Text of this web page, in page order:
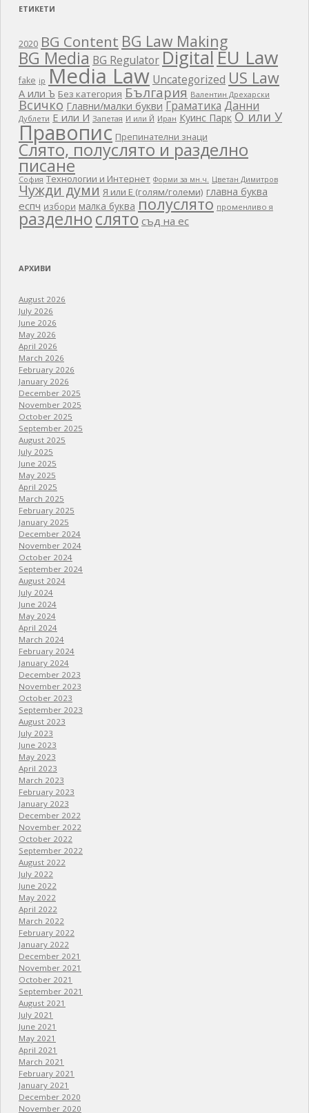
ЕТИКЕТИ
2020 BG Content BG Law Making
BG Media BG RegulatorDigitalEU Law
fake ip Media Law Uncategorized US Law
А или Ъ Без категория България Валентин Дрехарски
Всичко Главни/малки букви Граматика Данни
Дублети Е или И Запетая И или Й Иран Куинс Парк О или У
Правопис Препинателни знаци
Слято, полуслято и разделно
писане
София Технологии и Интернет Форми за мн.ч. Цветан Димитров
Чужди думи Я или Е (голям/големи) главна буква
еспч избори малка буква полуслято променливо я
разделнослято съд на ес
АРХИВИ
August 2026
July 2026
June 2026
May 2026
April 2026
March 2026
February 2026
January 2026
December 2025
November 2025
October 2025
September 2025
August 2025
July 2025
June 2025
May 2025
April 2025
March 2025
February 2025
January 2025
December 2024
November 2024
October 2024
September 2024
August 2024
July 2024
June 2024
May 2024
April 2024
March 2024
February 2024
January 2024
December 2023
November 2023
October 2023
September 2023
August 2023
July 2023
June 2023
May 2023
April 2023
March 2023
February 2023
January 2023
December 2022
November 2022
October 2022
September 2022
August 2022
July 2022
June 2022
May 2022
April 2022
March 2022
February 2022
January 2022
December 2021
November 2021
October 2021
September 2021
August 2021
July 2021
June 2021
May 2021
April 2021
March 2021
February 2021
January 2021
December 2020
November 2020